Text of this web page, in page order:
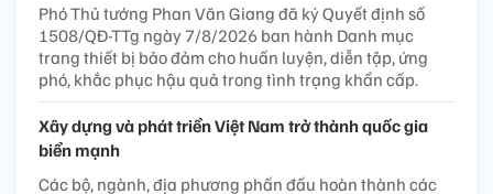
Phó Thủ tướng Phan Văn Giang đã ký Quyết định số
1508/QĐ-TTg ngày 7/8/2026 ban hành Danh mục
trang thiết bị bảo đảm cho huấn luyện, diễn tập, ứng
phó, khắc phục hậu quả trong tình trạng khẩn cấp.
Xây dựng và phát triển Việt Nam trở thành quốc gia
biển mạnh
Các bộ, ngành, địa phương phấn đấu hoàn thành các